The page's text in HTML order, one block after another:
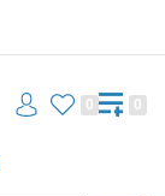
0 0